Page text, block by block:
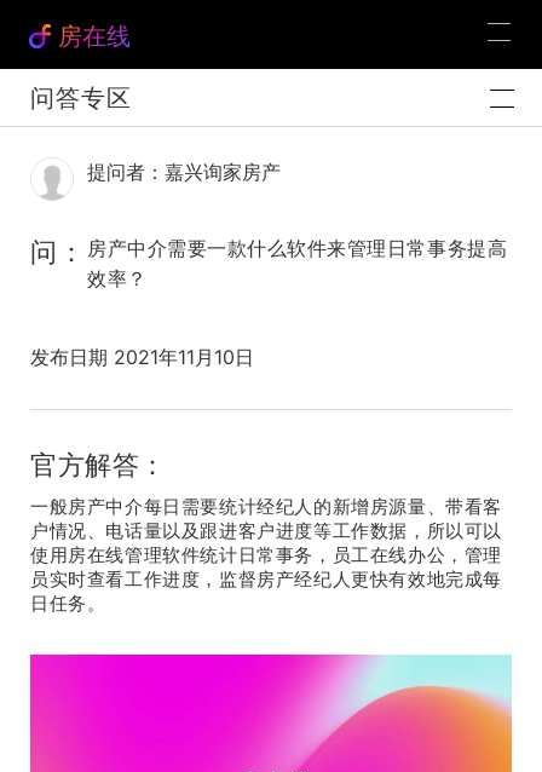
房在线
问答专区
提问者：嘉兴询家房产
问：
房产中介需要一款什么软件来管理日常事务提高
效率？
发布日期 2021年11月10日
官方解答：
一般房产中介每日需要统计经纪人的新增房源量、带看客
户情况、电话量以及跟进客户进度等工作数据，所以可以
使用房在线管理软件统计日常事务，员工在线办公，管理
员实时查看工作进度，监督房产经纪人更快有效地完成每
日任务。